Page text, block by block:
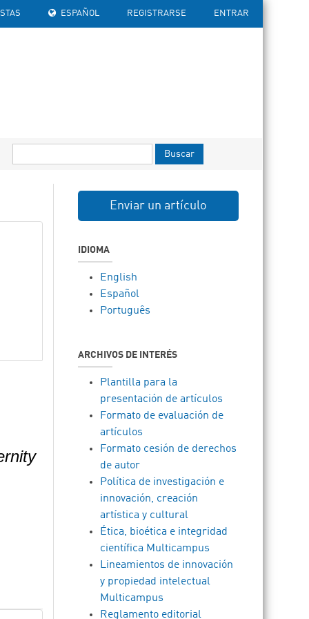
ESPAÑOL REGISTRARSE ENTRAR
Buscar
Enviar un artículo
IDIOMA
English
Español
Português
ARCHIVOS DE INTERÉS
Plantilla para la
presentación de artículos
Formato de evaluación de
artículos
Formato cesión de derechos
de autor
Política de investigación e
innovación, creación
artística y cultural
Ética, bioética e integridad
científica Multicampus
Lineamientos de innovación
y propiedad intelectual
Multicampus
Reglamento editorial